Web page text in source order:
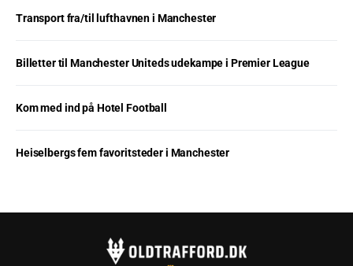
Transport fra/til lufthavnen i Manchester
Billetter til Manchester Uniteds udekampe i Premier League
Kom med ind på Hotel Football
Heiselbergs fem favoritsteder i Manchester